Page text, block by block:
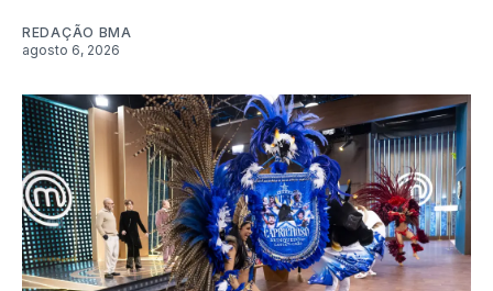
REDAÇÃO BMA
agosto 6, 2026